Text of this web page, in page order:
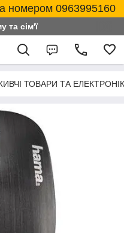
номером 0963995160
та сім'ї
ТОВАРИ ТА